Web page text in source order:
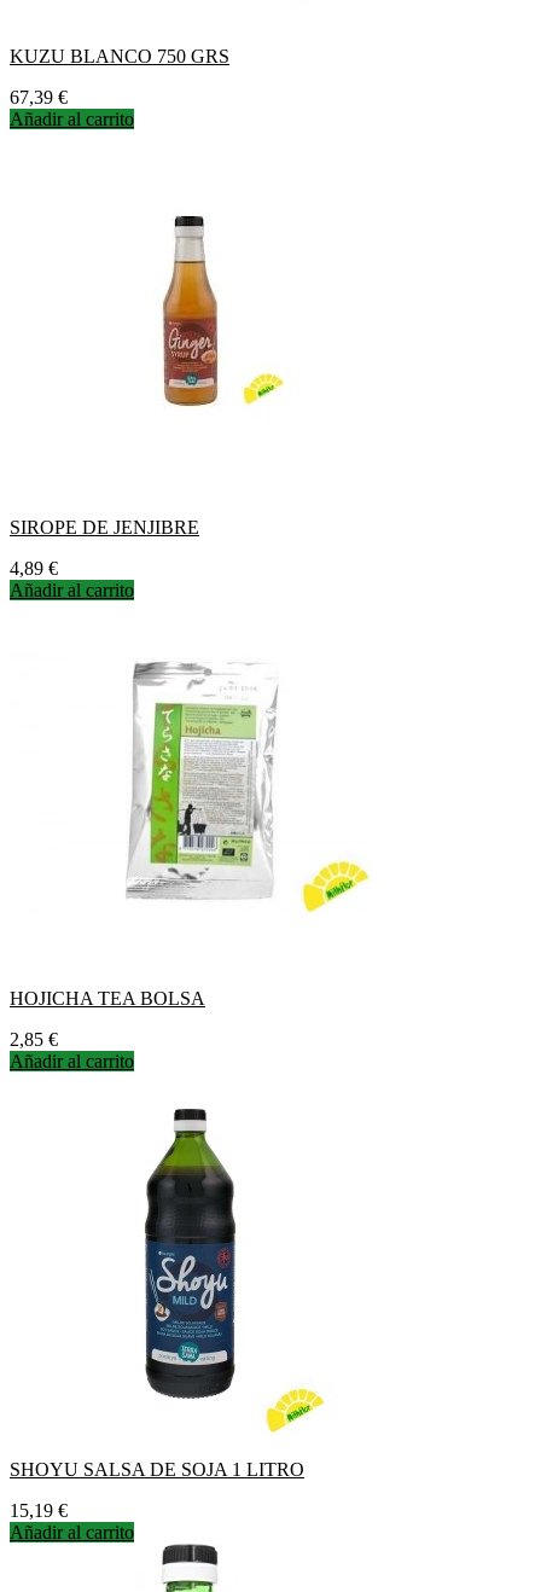
KUZU BLANCO 750 GRS
Precio
67,39 €
Añadir al carrito
SIROPE DE JENJIBRE
Precio
4,89 €
Añadir al carrito
HOJICHA TEA BOLSA
Precio
2,85 €
Añadir al carrito
SHOYU SALSA DE SOJA 1 LITRO
Precio
15,19 €
Añadir al carrito